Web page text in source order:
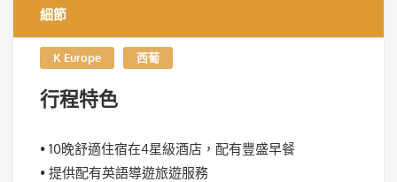
細節
K Europe 西葡
行程特色
• 10晚舒適住宿在4星級酒店，配有豐盛早餐
• 提供配有英語導遊旅遊服務